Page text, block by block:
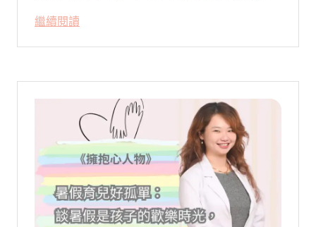
理，陪你面對情緒困擾找回生活步調。
繼續閱讀